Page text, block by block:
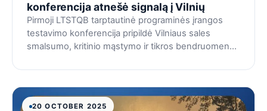
konferencija atnešė signalą į Vilnių
Pirmoji LTSTQB tarptautinė programinės įrangos
testavimo konferencija pripildė Vilniaus sales
smalsumo, kritinio mąstymo ir tikros bendruomenės
20 OCTOBER 2025